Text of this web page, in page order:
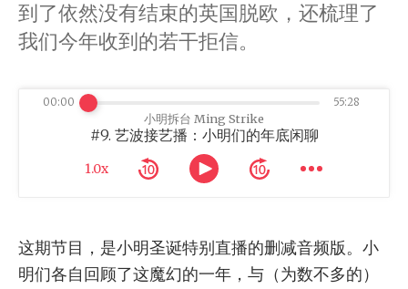
到了依然没有结束的英国脱欧，还梳理了
我们今年收到的若干拒信。
小明拆台 Ming Strike
#9. 艺波接艺播：小明们的年底闲聊
1.0x
00:00 55:28
这期节目，是小明圣诞特别直播的删减音频版。小
明们各自回顾了这魔幻的一年，与（为数不多的）